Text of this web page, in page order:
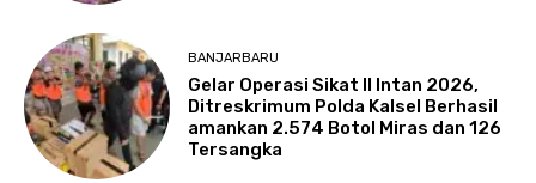
BANJARBARU
Gelar Operasi Sikat II Intan 2026,
Ditreskrimum Polda Kalsel Berhasil
amankan 2.574 Botol Miras dan 126
Tersangka